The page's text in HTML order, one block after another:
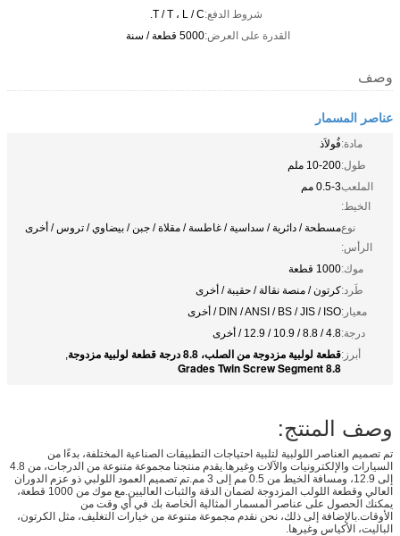
شروط الدفع:T / T ، L / C.
القدرة على العرض:5000 قطعة / سنة
وصف
عناصر المسمار
مادة:فُولاَذ
طول:10-200 ملم
الملعب
الخيط:
0.5-3 مم
نوع
الرأس:
مسطحة / دائرية / سداسية / غاطسة / مقلاة / جبن / بيضاوي / تروس / أخرى
موك:1000 قطعة
طَرد:كرتون / منصة نقالة / حقيبة / أخرى
معيار:DIN / ANSI / BS / JIS / ISO / أخرى
درجة:4.8 / 8.8 / 10.9 / 12.9 / أخرى
أبرز:قطعة لولبية مزدوجة من الصلب، 8.8 درجة قطعة لولبية مزدوجة ,
8.8 Grades Twin Screw Segment
وصف المنتج:
تم تصميم العناصر اللولبية لتلبية احتياجات التطبيقات الصناعية المختلفة، بدءًا من
السيارات والإلكترونيات والآلات وغيرها.يقدم منتجنا مجموعة متنوعة من الدرجات، من 4.8
إلى 12.9، ومسافة الخيط من 0.5 مم إلى 3 مم.تم تصميم العمود اللولبي ذو عزم الدوران
العالي وقطعة اللولب المزدوجة لضمان الدقة والثبات العاليين.مع موك من 1000 قطعة،
يمكنك الحصول على عناصر المسمار المثالية الخاصة بك في أي وقت من
الأوقات.بالإضافة إلى ذلك، نحن نقدم مجموعة متنوعة من خيارات التغليف، مثل الكرتون،
الباليت، الأكياس وغيرها.